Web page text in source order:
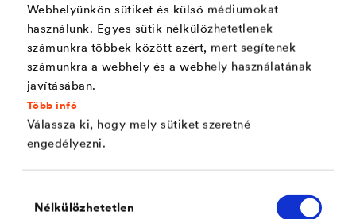
Webhelyünkön sütiket és külső médiumokat
használunk. Egyes sütik nélkülözhetetlenek
számunkra többek között azért, mert segítenek
számunkra a webhely és a webhely használatának
javításában.
Több infó
Válassza ki, hogy mely sütiket szeretné
engedélyezni.
kiválasztása
Nélkülözhetetlen
SKY PARK
Pozsony, Szlovákia
A pozsonyi SKY PARK projekt tágabb környezetébe is
tökéletes beilleszkedésével mindenkit lenyűgöz. A DÖRKEN
megoldásait a teljes projekt legszembetűnőbb elemein - a
homlokzatokon és a zöldfelületeken - alkalmazták.